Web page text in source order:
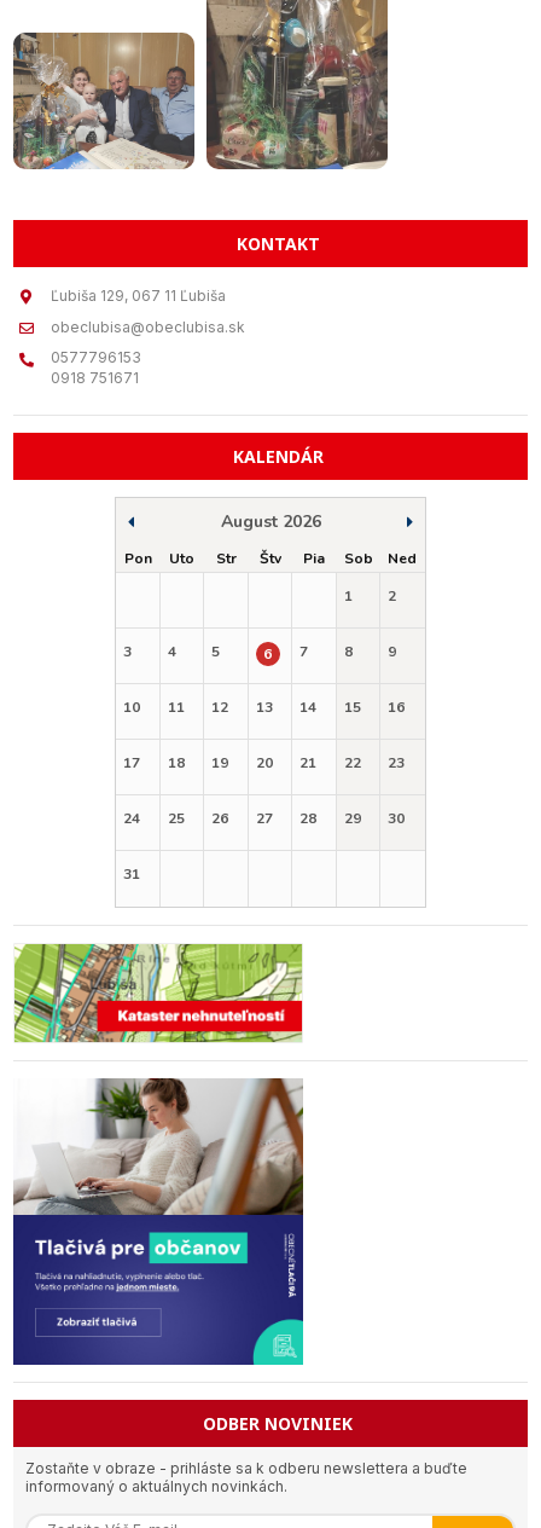
KONTAKT
Ľubiša 129, 067 11 Ľubiša
obeclubisa@obeclubisa.sk
0577796153
0918 751671
KALENDÁR
August 2026
Pon Uto Str Štv Pia Sob
Ned
1
2
3 4 5 6 7 8 9
10 11 12 13 14 15 16
17 18 19 20 21 22 23
24 25 26 27 28 29 30
31
ODBER NOVINIEK
Zostaňte v obraze - prihláste sa k odberu newslettera a buďte
informovaný o aktuálnych novinkách.